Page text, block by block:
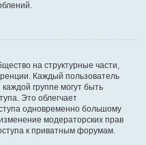
на структурные части,
Каждый пользователь
каждой группе могут быть
Это облегчает
одновременно большому
модераторских прав
к приватным форумам.